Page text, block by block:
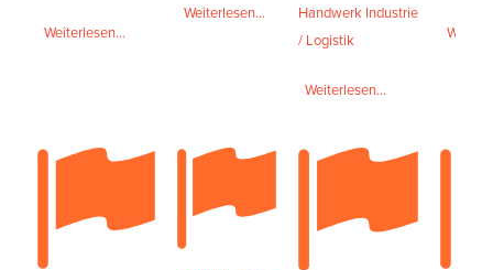
Weiterlesen...
Weiterlesen...
Handwerk Industrie
/ Logistik
Weiterlesen...